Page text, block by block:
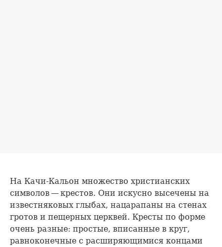
На Качи-Кальон множество христианских
символов — крестов. Они искусно высечены на
известняковых глыбах, нацарапаны на стенах
гротов и пещерных церквей. Кресты по форме
очень разные: простые, вписанные в круг,
равноконечные с расширяющимися концами